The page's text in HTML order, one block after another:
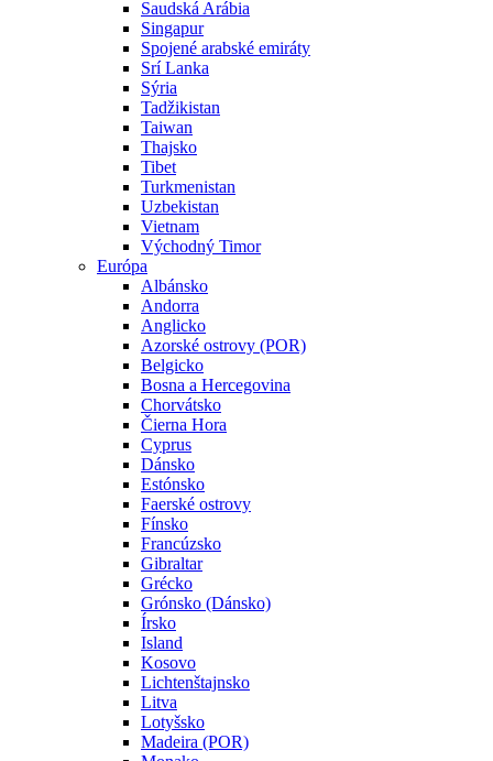
Saudská Arábia
Singapur
Spojené arabské emiráty
Srí Lanka
Sýria
Tadžikistan
Taiwan
Thajsko
Tibet
Turkmenistan
Uzbekistan
Vietnam
Východný Timor
Európa
Albánsko
Andorra
Anglicko
Azorské ostrovy (POR)
Belgicko
Bosna a Hercegovina
Chorvátsko
Čierna Hora
Cyprus
Dánsko
Estónsko
Faerské ostrovy
Fínsko
Francúzsko
Gibraltar
Grécko
Grónsko (Dánsko)
Írsko
Island
Kosovo
Lichtenštajnsko
Litva
Lotyšsko
Madeira (POR)